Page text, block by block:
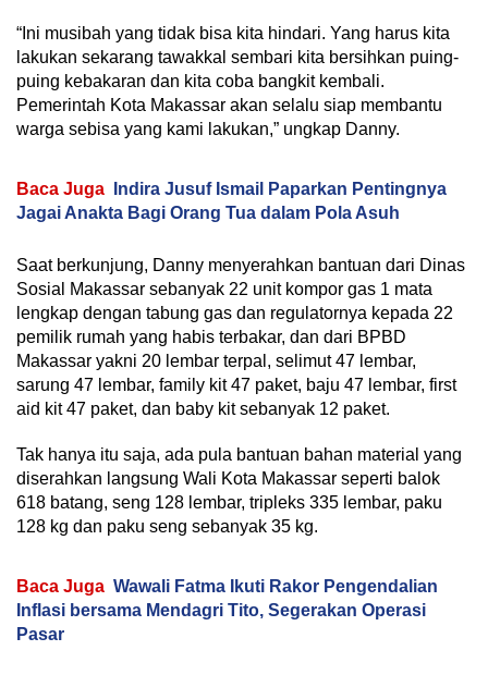
“Ini musibah yang tidak bisa kita hindari. Yang harus kita
lakukan sekarang tawakkal sembari kita bersihkan puing-
puing kebakaran dan kita coba bangkit kembali.
Pemerintah Kota Makassar akan selalu siap membantu
warga sebisa yang kami lakukan,” ungkap Danny.
Baca Juga
Indira Jusuf Ismail Paparkan Pentingnya
Jagai Anakta Bagi Orang Tua dalam Pola Asuh
Saat berkunjung, Danny menyerahkan bantuan dari Dinas
Sosial Makassar sebanyak 22 unit kompor gas 1 mata
lengkap dengan tabung gas dan regulatornya kepada 22
pemilik rumah yang habis terbakar, dan dari BPBD
Makassar yakni 20 lembar terpal, selimut 47 lembar,
sarung 47 lembar, family kit 47 paket, baju 47 lembar, first
aid kit 47 paket, dan baby kit sebanyak 12 paket.
Tak hanya itu saja, ada pula bantuan bahan material yang
diserahkan langsung Wali Kota Makassar seperti balok
618 batang, seng 128 lembar, tripleks 335 lembar, paku
128 kg dan paku seng sebanyak 35 kg.
Baca Juga Wawali Fatma Ikuti Rakor Pengendalian
Inflasi bersama Mendagri Tito, Segerakan Operasi
Pasar